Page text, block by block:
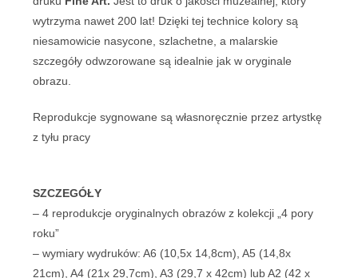
wytrzyma nawet 200 lat! Dzięki tej technice kolory są
niesamowicie nasycone, szlachetne, a malarskie
szczegóły odwzorowane są idealnie jak w oryginale
obrazu.
Reprodukcje sygnowane są własnoręcznie przez artystkę
z tyłu pracy
SZCZEGÓŁY
– 4 reprodukcje oryginalnych obrazów z kolekcji „4 pory
roku”
– wymiary wydruków: A6 (10,5x 14,8cm), A5 (14,8x
21cm), A4 (21x 29,7cm), A3 (29,7 x 42cm) lub A2 (42 x